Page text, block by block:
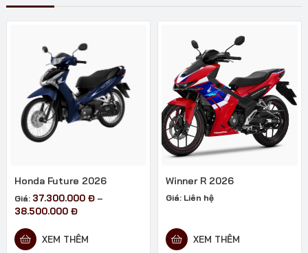
Honda Future 2026
Giá: 37.300.000 Đ –
38.500.000 ĐKhoảng
từ
XEM THÊM
Winner R 2026
Giá: Liên hệ
XEM THÊM